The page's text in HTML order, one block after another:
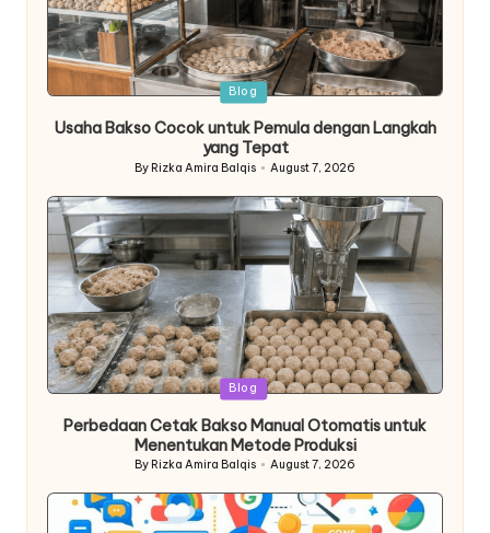
Posted
Blog
Usaha Bakso Cocok untuk Pemula dengan Langkah
yang Tepat
Posted
By Rizka Amira Balqis August 7, 2026
Posted
Blog
Perbedaan Cetak Bakso Manual Otomatis untuk
Menentukan Metode Produksi
Posted
By Rizka Amira Balqis August 7, 2026